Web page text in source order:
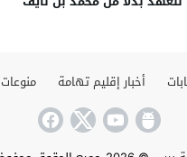
أخبار إقليم تهامة منوعات